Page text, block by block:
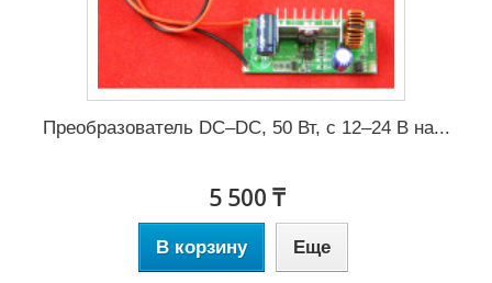
Преобразователь DC–DC, 50 Вт, с 12–24 В на...
5 500 ₸
В корзину Еще